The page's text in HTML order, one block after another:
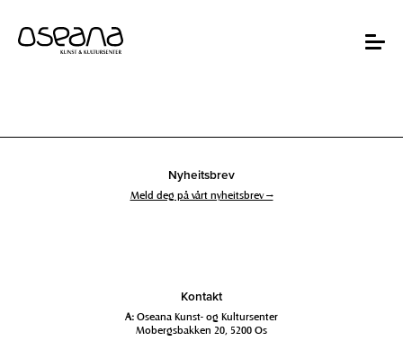
innhold
navigasjon
Toggle
Nyheitsbrev
Meld deg på vårt nyheitsbrev →
Kontakt
A: Oseana Kunst- og Kultursenter
Mobergsbakken 20, 5200 Os